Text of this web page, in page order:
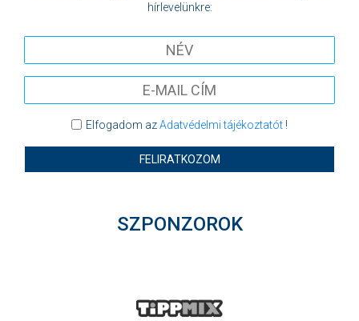
hírlevelünkre:
Elfogadom azAdatvédelmi tájékoztatót!
FELIRATKOZOM
SZPONZOROK